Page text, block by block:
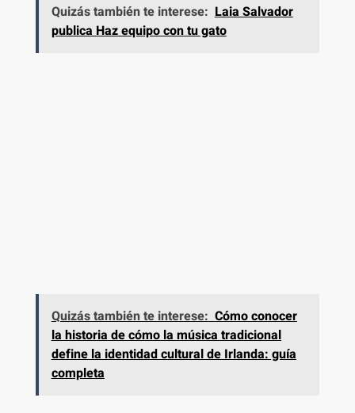
Quizás también te interese: Laia Salvador
publica Haz equipo con tu gato
Quizás también te interese: Cómo conocer
la historia de cómo la música tradicional
define la identidad cultural de Irlanda: guía
completa